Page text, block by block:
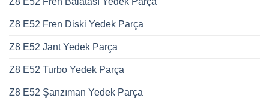
Z8 E52 Fren Diski Yedek Parça
Z8 E52 Jant Yedek Parça
Z8 E52 Turbo Yedek Parça
Z8 E52 Şanzıman Yedek Parça